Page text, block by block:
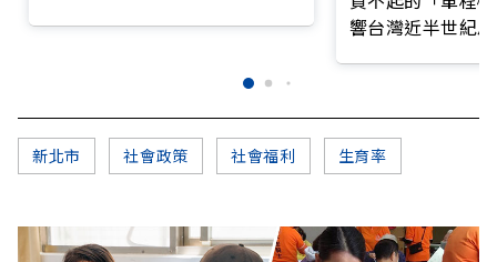
響台灣近半世紀
新北市 社會政策 社會福利 生育率